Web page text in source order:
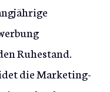
Ruhestand.
die Marketing-